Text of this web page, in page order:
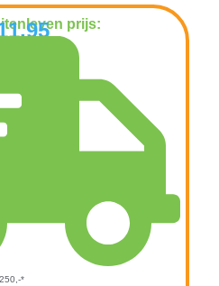
prijs:
*